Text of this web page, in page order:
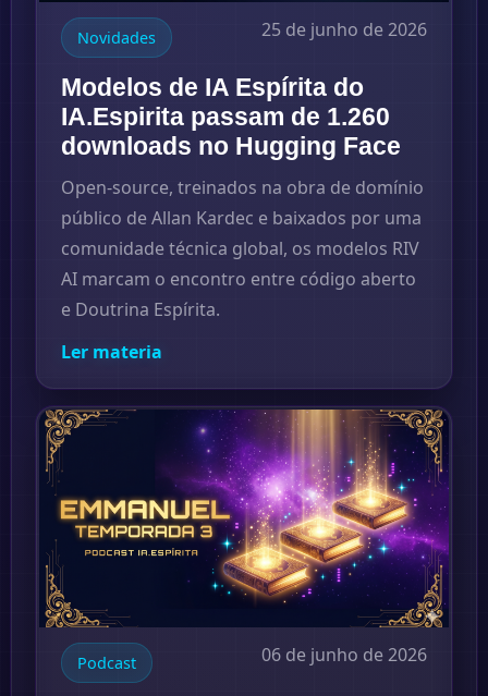
Novidades 25 de junho de 2026
Modelos de IA Espírita do
IA.Espirita passam de 1.260
downloads no Hugging Face
Open-source, treinados na obra de domínio
público de Allan Kardec e baixados por uma
comunidade técnica global, os modelos RIV
AI marcam o encontro entre código aberto
e Doutrina Espírita.
Ler materia
Podcast 06 de junho de 2026